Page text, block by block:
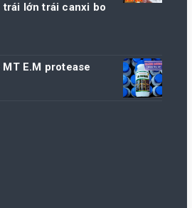
lớn trái canxi bo
E.M protease